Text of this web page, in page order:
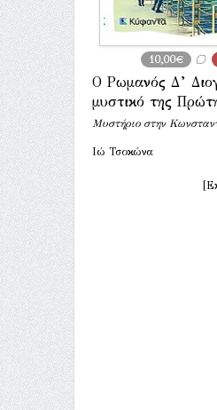
10,00€
Ο Ρωμανός Δ’
μυστικό της
Μυστήριο στην
Ιώ Τσοκώνα